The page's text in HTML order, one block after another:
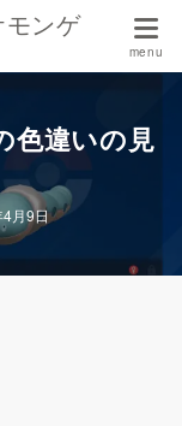
ンゲ
色違いの見
月9日